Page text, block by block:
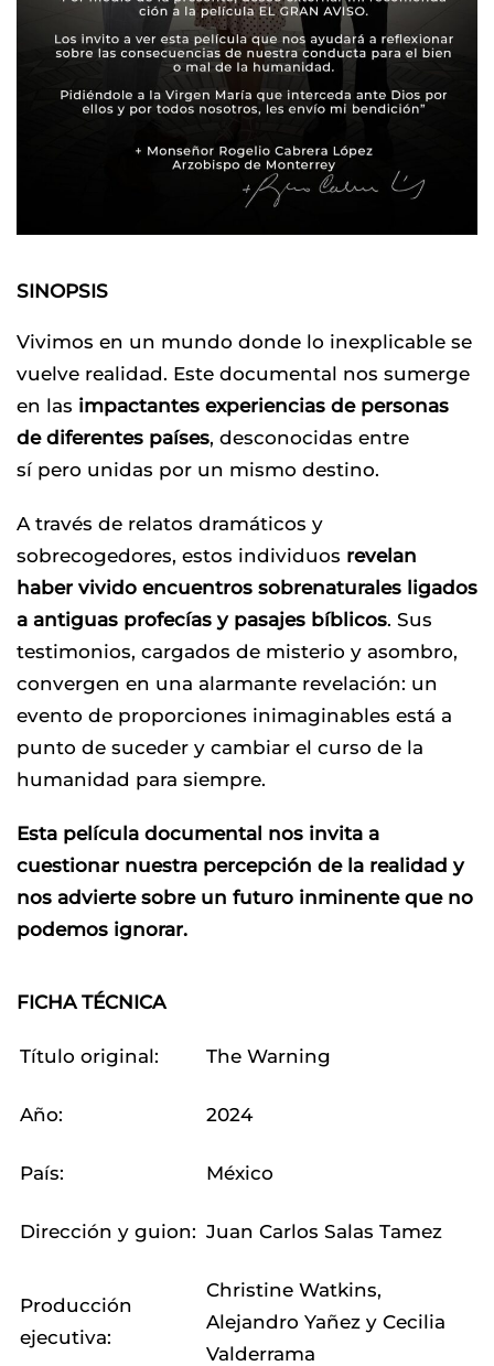
SINOPSIS
Vivimos en un mundo donde lo inexplicable se
vuelve realidad. Este documental nos sumerge
en las impactantes experiencias de personas
de diferentes países, desconocidas entre
sí pero unidas por un mismo destino.
A través de relatos dramáticos y
sobrecogedores, estos individuos revelan
haber vivido encuentros sobrenaturales ligados
a antiguas profecías y pasajes bíblicos. Sus
testimonios, cargados de misterio y asombro,
convergen en una alarmante revelación: un
evento de proporciones inimaginables está a
punto de suceder y cambiar el curso de la
humanidad para siempre.
Esta película documental nos invita a
cuestionar nuestra percepción de la realidad y
nos advierte sobre un futuro inminente que no
podemos ignorar.
FICHA TÉCNICA
Título original: The Warning
Año: 2024
País: México
Dirección y guion: Juan Carlos Salas Tamez
Producción
ejecutiva:
Christine Watkins,
Alejandro Yañez y Cecilia
Valderrama